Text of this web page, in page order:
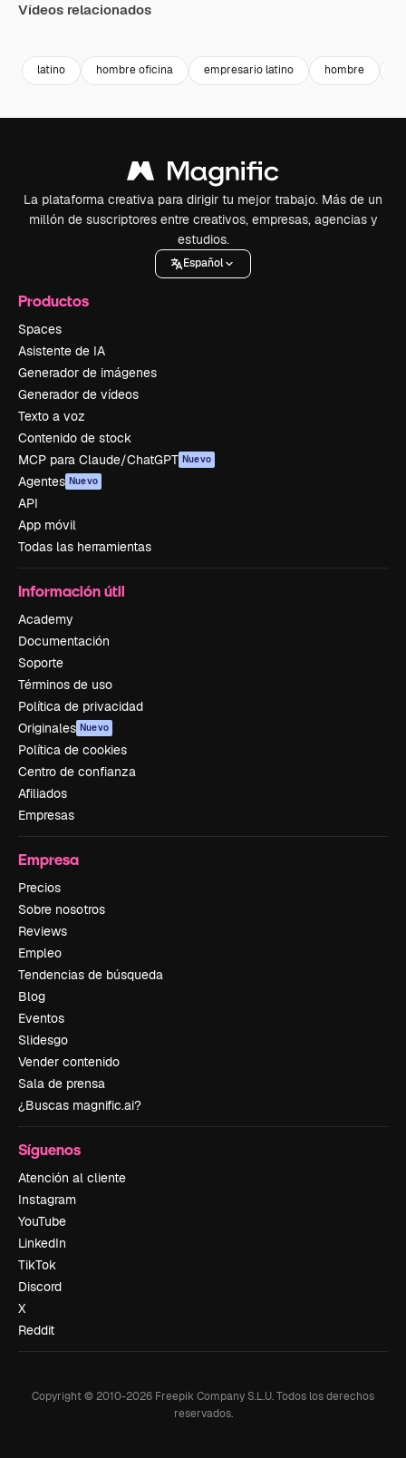
Vídeos relacionados
latino hombre oficina empresario latino hombre
La plataforma creativa para dirigir tu mejor trabajo. Más de un
millón de suscriptores entre creativos, empresas, agencias y
estudios.
Español
Productos
Spaces
Asistente de IA
Generador de imágenes
Generador de vídeos
Texto a voz
Contenido de stock
MCP para Claude/ChatGPT Nuevo
Agentes Nuevo
API
App móvil
Todas las herramientas
Información útil
Academy
Documentación
Soporte
Términos de uso
Política de privacidad
Originales Nuevo
Política de cookies
Centro de confianza
Afiliados
Empresas
Empresa
Precios
Sobre nosotros
Reviews
Empleo
Tendencias de búsqueda
Blog
Eventos
Slidesgo
Vender contenido
Sala de prensa
¿Buscas magnific.ai?
Síguenos
Atención al cliente
Instagram
YouTube
LinkedIn
TikTok
Discord
X
Reddit
Copyright © 2010-2026 Freepik Company S.L.U.Todos los derechos
reservados.